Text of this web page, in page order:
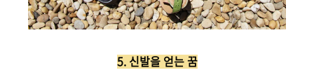
5. 신발을 얻는 꿈